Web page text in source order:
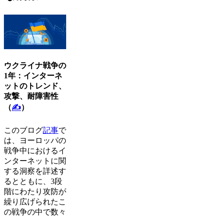
ウクライナ戦争の
1年：インターネ
ットのトレンド、
攻撃、耐障害性
（✍）
このブログ記事で
は、ヨーロッパの
戦争中におけるイ
ンターネットに関
する洞察を詳述す
るとともに、3段
階にわたり攻防が
繰り広げられたこ
の戦争の中で数々